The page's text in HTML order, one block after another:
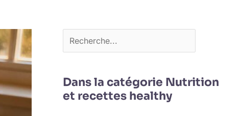
Dans la catégorie Nutrition
et recettes healthy